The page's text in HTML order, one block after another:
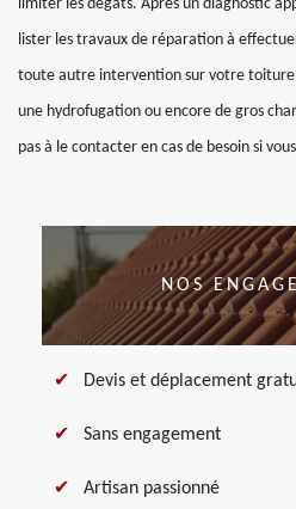
limiter les dégâts. Après un diagnostic
lister les travaux de réparation à
toute autre intervention sur votre toiture
une hydrofugation ou encore de gros
pas à le contacter en cas de besoin si
NOS
Devis et déplacement
Sans engagement
Artisan passionné